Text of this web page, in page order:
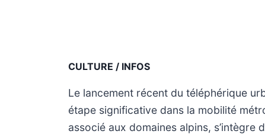
CULTURE / INFOS
Le lancement récent du téléphérique
étape significative dans la mobilité
associé aux domaines alpins,